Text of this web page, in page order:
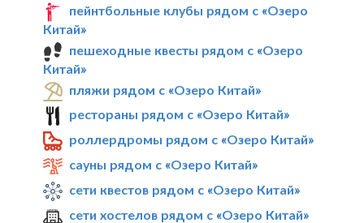
пейнтбольные клубы рядом с «Озеро
Китай»
пешеходные квесты рядом с «Озеро
Китай»
пляжи рядом с «Озеро Китай»
рестораны рядом с «Озеро Китай»
роллердромы рядом с «Озеро Китай»
сауны рядом с «Озеро Китай»
сети квестов рядом с «Озеро Китай»
сети хостелов рядом с «Озеро Китай»